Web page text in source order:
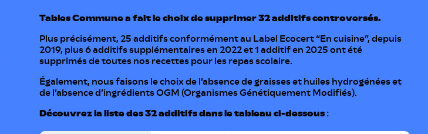
Tables Commune a fait le choix de supprimer 32 additifs controversés.
Plus précisément, 25 additifs conformément au Label Ecocert “En cuisine”, depuis
2019, plus 6 additifs supplémentaires en 2022 et 1 additif en 2025 ont été
supprimés de toutes nos recettes pour les repas scolaire.
Également, nous faisons le choix de l’absence de graisses et huiles hydrogénées et
de l’absence d’ingrédients OGM (Organismes Génétiquement Modifiés).
Découvrez la liste des 32 additifs dans le tableau ci-dessous :